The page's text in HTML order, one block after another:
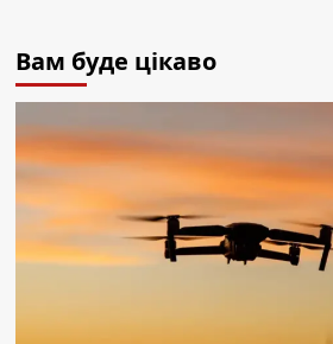
Вам буде цікаво